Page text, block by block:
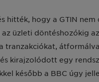
hitték, hogy a GTIN nem
üzleti döntéshozókig
tranzakciókat,
kirajzolódott egy
később a BBC úgy